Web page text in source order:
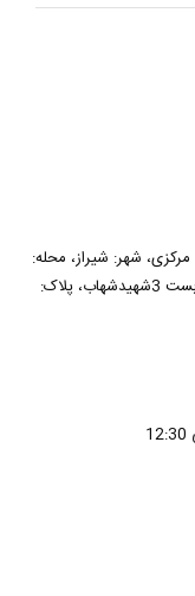
شهر: شیراز، محله:
مشیر فاطمی، خیابان سیدجمال الدین اسدآبادی، بن بست 3شهیدشهاب، پلاک: